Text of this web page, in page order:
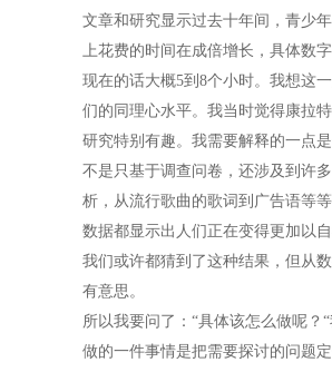
文章和研究显示过去十年间，青少
上花费的时间在成倍增长，具体数字
现在的话大概5到 8个小时。我想这
们的同理心水平。我当时觉得康拉
研究特别有趣。我需要解释的一点
不是只基于调查问卷，还涉及到许
析，从流行歌曲的歌词到广告语等
数据都显示出人们正在变得更加以自
我们或许都猜到了这种结果，但从
有意思。
所以我要问了：“具体该怎么做呢？
做的一件事情是把需要探讨的问题